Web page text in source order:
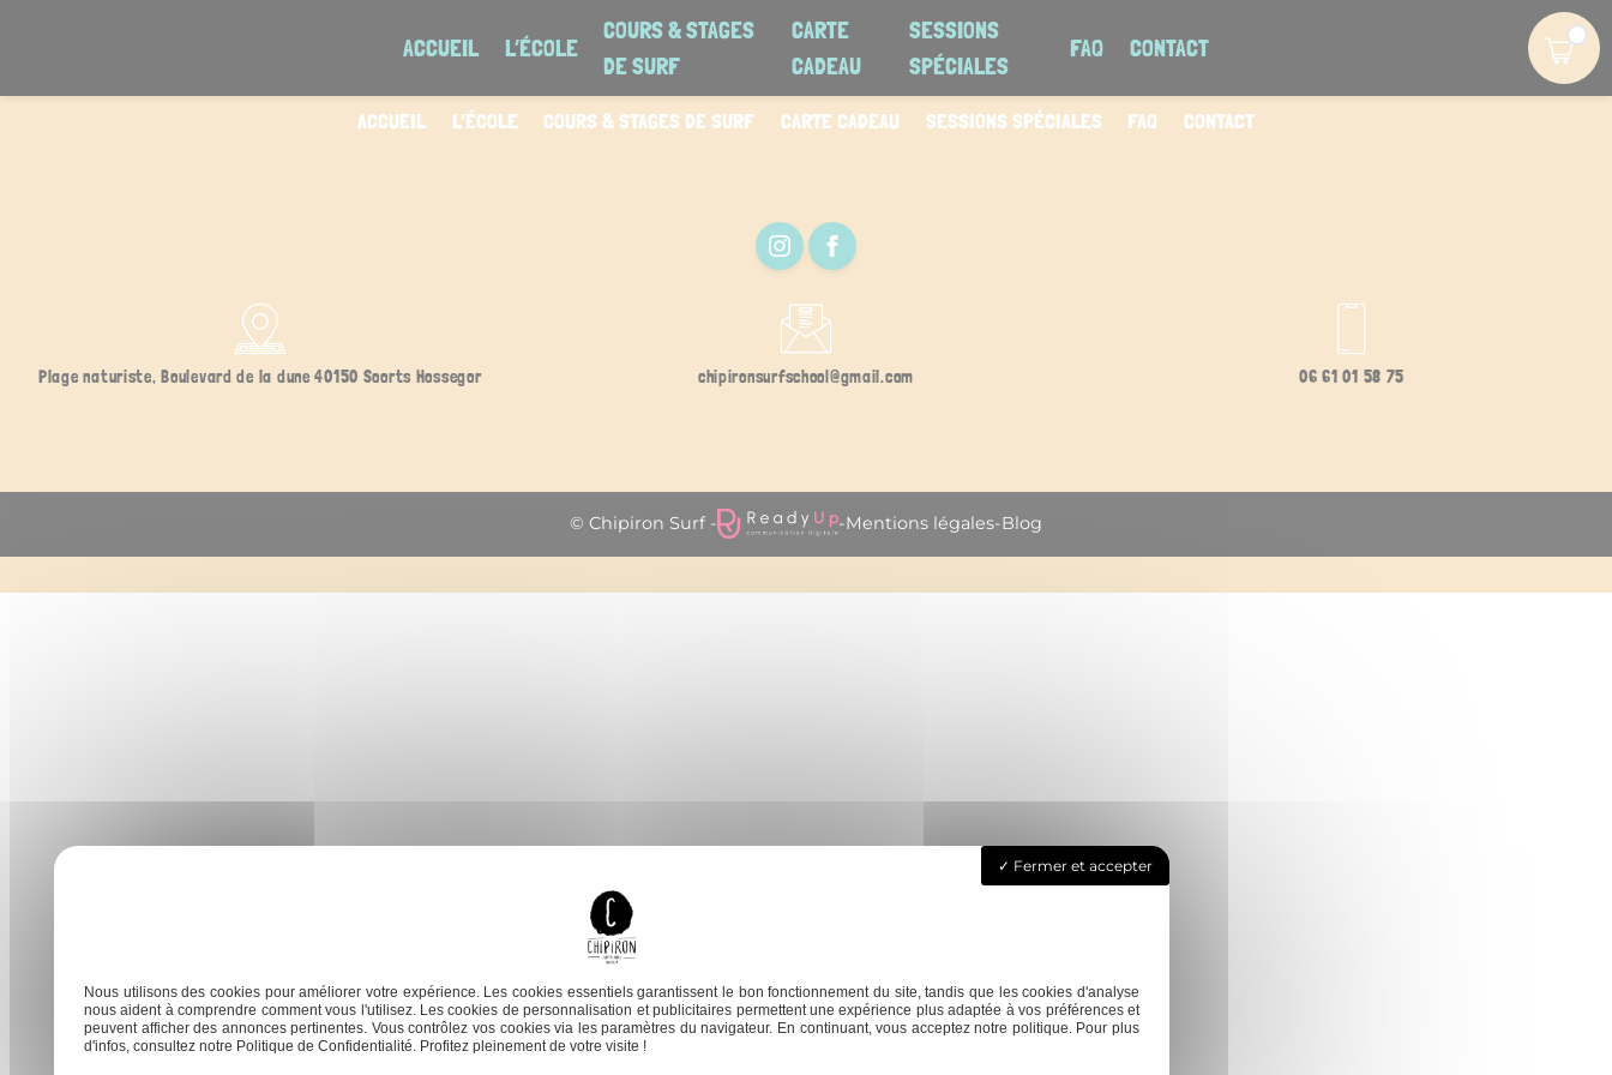
ACCUEIL L’ÉCOLE
COURS & STAGES
DE SURF
CARTE
CADEAU
SESSIONS
SPÉCIALES
FAQ CONTACT
ACCUEIL L’ÉCOLE COURS & STAGES DE SURF CARTE CADEAU SESSIONS SPÉCIALES FAQ CONTACT
Plage naturiste, Boulevard de la dune 40150 Soorts Hossegor chipironsurfschool@gmail.com 06 61 01 58 75
© Chipiron Surf - -Mentions légales-Blog
Fermer et accepter
Nous utilisons des cookies pour améliorer votre expérience. Les cookies essentiels garantissent le bon fonctionnement du site, tandis que les cookies d'analyse
nous aident à comprendre comment vous l'utilisez. Les cookies de personnalisation et publicitaires permettent une expérience plus adaptée à vos préférences et
peuvent afficher des annonces pertinentes. Vous contrôlez vos cookies via les paramètres du navigateur. En continuant, vous acceptez notre politique. Pour plus
d'infos, consultez notre Politique de Confidentialité. Profitez pleinement de votre visite !